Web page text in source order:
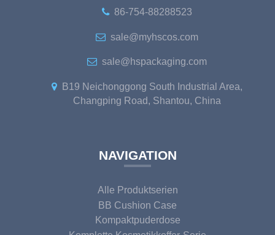
86-754-88288523
sale@myhscos.com
sale@hspackaging.com
B19 Neichonggong South Industrial Area,
Changping Road, Shantou, China
NAVIGATION
Alle Produktserien
BB Cushion Case
Kompaktpuderdose